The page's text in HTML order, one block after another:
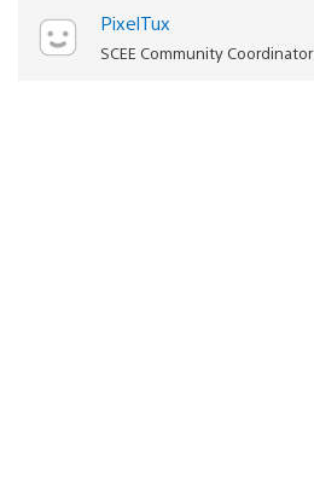
PixelTux
SCEE Community Coordinator